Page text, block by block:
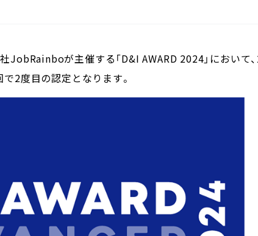
JobRainboが主催する「D&I AWARD 2024」において
2度目の認定となります。